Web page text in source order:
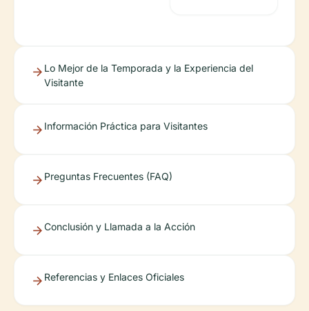
Lo Mejor de la Temporada y la Experiencia del
Visitante
Información Práctica para Visitantes
Preguntas Frecuentes (FAQ)
Conclusión y Llamada a la Acción
Referencias y Enlaces Oficiales